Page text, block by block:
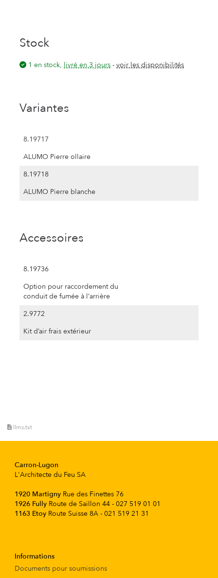
Stock
1 en stock, livré en 3 jours - voir les disponibilités
Variantes
8.19717
ALUMO Pierre ollaire
8.19718
ALUMO Pierre blanche
Accessoires
8.19736
Option pour raccordement du
conduit de fumée à l‘arrière
2.9772
Kit d’air frais extérieur
llms.txt
Carron-Lugon
L'Architecte du Feu SA
1920 Martigny Rue des Finettes 76
1926 Fully Route de Saillon 44 - 027 519 01 01
1163 Etoy Route Suisse 8A - 021 519 21 31
Informations
Documents pour soumissions